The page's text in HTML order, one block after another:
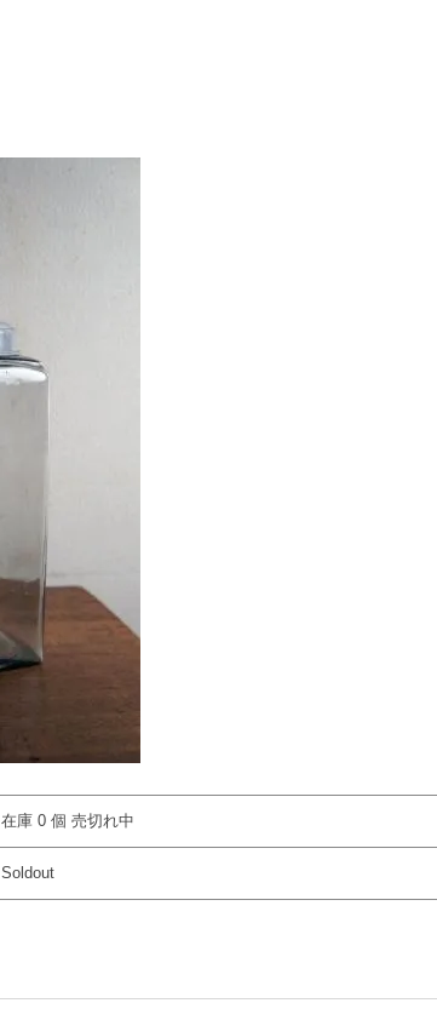
在庫 0 個 売切れ中
Soldout